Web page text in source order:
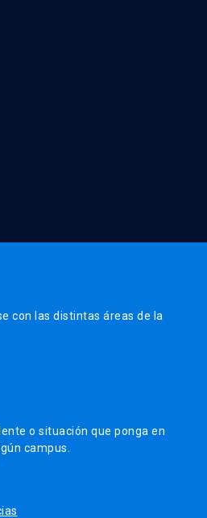
con las distintas áreas de la
o situación que ponga en
campus.